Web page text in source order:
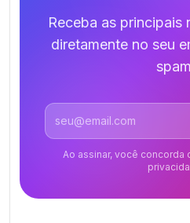
Receba as principais
diretamente no seu
Endereço de email
Ao assinar, você concorda